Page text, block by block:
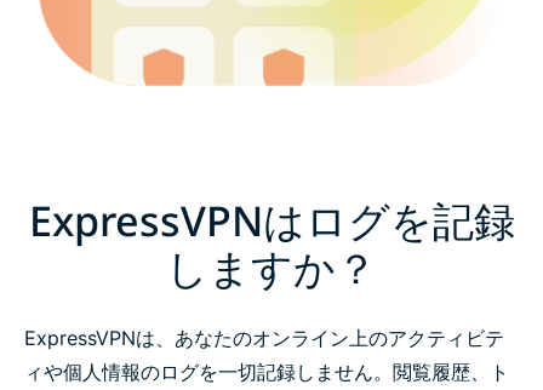
ExpressVPNはログを記録
しますか？
ExpressVPNは、あなたのオンライン上のアクティビテ
ィや個人情報のログを一切記録しません。閲覧履歴、ト